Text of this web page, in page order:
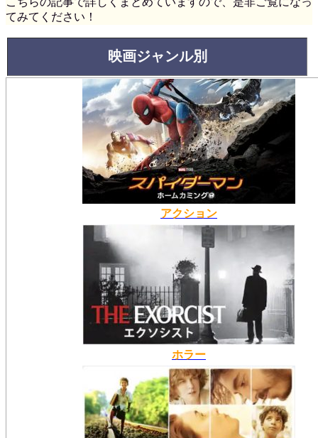
てみてください！
映画ジャンル別
アクション
ホラー